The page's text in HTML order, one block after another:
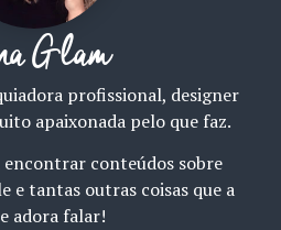
Glam
profissional, designer
apaixonada pelo que faz.
encontrar conteúdos sobre
e tantas outras coisas que a
adora falar!